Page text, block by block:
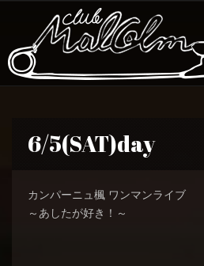
6/5(SAT)day
カンパーニュ楓 ワンマンライブ
～あしたが好き！～